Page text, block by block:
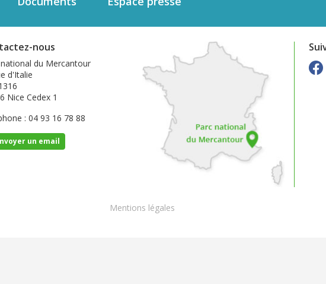
nous
du Mercantour
d'Italie
Nice Cedex 1
: 04 93 16 78 88
un email
Footer
Mentions légales